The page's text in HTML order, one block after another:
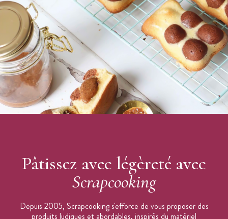
Ingrédients :
Colorant en poudre Orange : colorants E102, E129, E122
Colorant en poudre Violet : colorants E122, E129, E151,
E133
Colorant en poudre Rose : dextrose, colorant E122
Allergènes : peut contenir des traces de fruits à coques, de
gluten, d'arachides, d'oeuf, de lait, de graines de sésame, de
céleri et de moutarde.
Scrapcooking
Pâtissez avec légèreté avec
Scrapcooking
Depuis 2005, Scrapcooking s'efforce de vous proposer des
produits ludiques et abordables, inspirés du matériel